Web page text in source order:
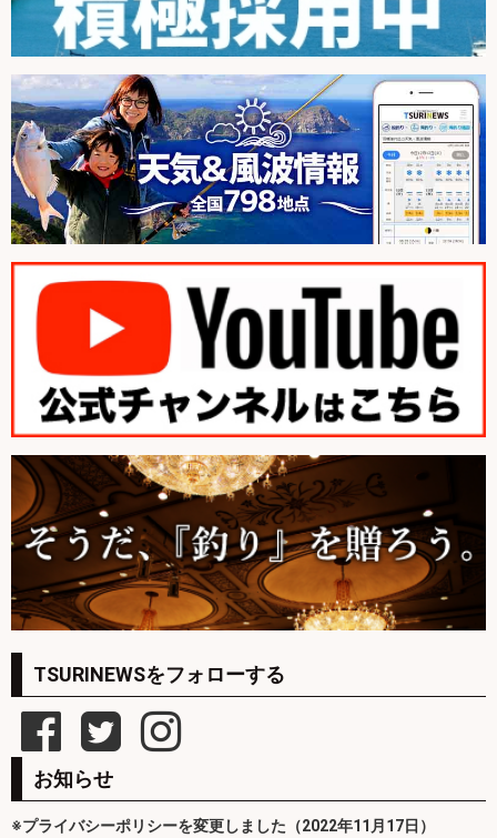
TSURINEWSをフォローする
お知らせ
※プライバシーポリシーを変更しました（2022年11月17日）